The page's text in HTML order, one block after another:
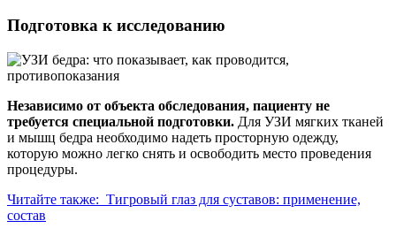
Подготовка к исследованию
Независимо от объекта обследования, пациенту не
требуется специальной подготовки. Для УЗИ мягких тканей
и мышц бедра необходимо надеть просторную одежду,
которую можно легко снять и освободить место проведения
процедуры.
Читайте также: Тигровый глаз для суставов: применение,
состав